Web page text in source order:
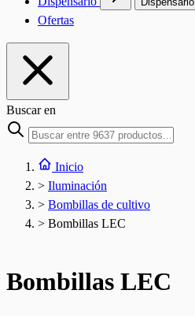
Ofertas
Buscar en
Inicio
> Iluminación
> Bombillas de cultivo
> Bombillas LEC
Bombillas LEC